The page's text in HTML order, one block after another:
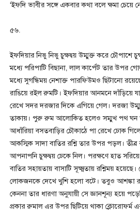
‘ইফদি ভাবীর সঙ্গে একবার কথা বলে ক্ষমা চেয়ে
৫৬.
ইফদিয়ার নিভু নিভু চুক্ষদ্বয় উম্মুক্ত করে চৌপাশে
মধ্যে পরিপাটি বিছানা, লাল কার্পেট তার উপর
মধ্যে সুগন্ধিময় নেশাক্ত পারফিউমও ছিটানো
রাঙিয়ে রইল রুমটি। ইফদিয়ার আনমনে দাঁড়িয়ে
রেখে সদর দরজার দিকে এগিয়ে গেল। দরজা
তাকায়। পুরু রুম আলোকিত হলেও সম্মুখ পথ ঘন
আধাঁরিয়া বসতবাড়ির চৌকাঠে পা রেখে ঢোক
আকস্মিক সাদা বাতির রশ্নি তার উপর পড়ল।
আপনাপনি চুক্ষদ্বয় ঢেকে নিল। পরক্ষণে হাত
বাতির সহায়তায় বাসাটি সূক্ষ্মতায় রশ্নিময়
লোকজনকে দেখে খুশি হলো বটে। তবুও আশঙ্কা
কেননা তার ধারণা অনুযায়ী সে জ্ঞানশূন্য হয়ে
প্রকার রুমাল এর উপর ছিটিয়ে থাকা ক্লোরোফর্ম